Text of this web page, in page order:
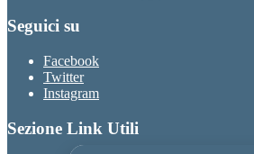
Seguici su
Facebook
Twitter
Instagram
Sezione Link Utili